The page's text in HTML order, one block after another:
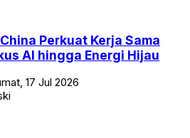
Perkuat Kerja Sama
AI hingga Energi Hijau
17 Jul 2026